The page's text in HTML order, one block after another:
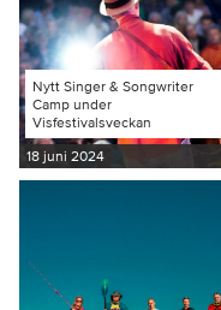
Nytt Singer & Songwriter
Camp under
Visfestivalsveckan
18 juni 2024